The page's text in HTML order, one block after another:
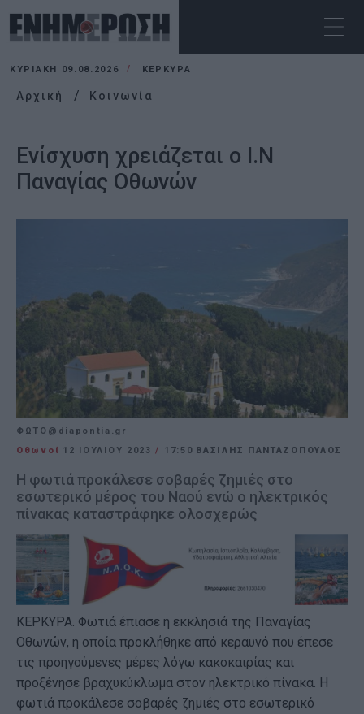
ΚΥΡΙΑΚΉ 09.08.2026 ΚΕΡΚΥΡΑ
Αρχική Κοινωνία
Ενίσχυση χρειάζεται ο Ι.Ν
Παναγίας Οθωνών
ΦΩΤΟ@diapontia.gr
Οθωνοί 12 ΙΟΥΛΊΟΥ 2023/ 17:50 ΒΑΣΙΛΗΣ ΠΑΝΤΑΖΟΠΟΥΛΟΣ
Η φωτιά προκάλεσε σοβαρές ζημιές στο
εσωτερικό μέρος του Ναού ενώ ο ηλεκτρικός
πίνακας καταστράφηκε ολοσχερώς
ΚΕΡΚΥΡΑ. Φωτιά έπιασε η εκκλησιά της Παναγίας
Οθωνών, η οποία προκλήθηκε από κεραυνό που έπεσε
τις προηγούμενες μέρες λόγω κακοκαιρίας και
προξένησε βραχυκύκλωμα στον ηλεκτρικό πίνακα. Η
φωτιά προκάλεσε σοβαρές ζημιές στο εσωτερικό